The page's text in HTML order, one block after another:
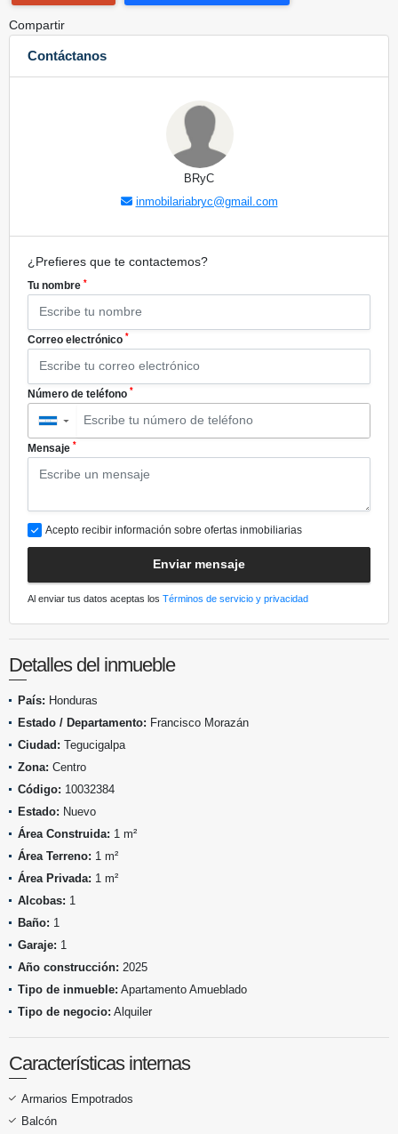
Compartir
Contáctanos
BRyC
inmobilariabryc@gmail.com
¿Prefieres que te contactemos?
Tu nombre *
Correo electrónico *
Número de teléfono *
▼
Mensaje *
Acepto recibir información sobre ofertas inmobiliarias
Enviar mensaje
Al enviar tus datos aceptas los Términos de servicio y privacidad
Detalles del inmueble
País: Honduras
Estado / Departamento: Francisco Morazán
Ciudad: Tegucigalpa
Zona: Centro
Código: 10032384
Estado: Nuevo
Área Construida: 1 m²
Área Terreno: 1 m²
Área Privada: 1 m²
Alcobas: 1
Baño: 1
Garaje: 1
Año construcción: 2025
Tipo de inmueble: Apartamento Amueblado
Tipo de negocio: Alquiler
Características internas
Armarios Empotrados
Balcón